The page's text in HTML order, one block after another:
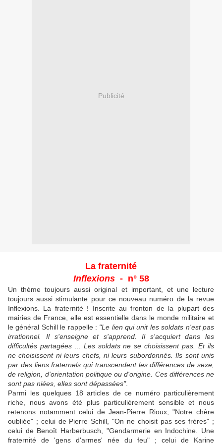
Publicité
La fraternité
Inflexions- n° 58
Un thème toujours aussi original et important, et une lecture
toujours aussi stimulante pour ce nouveau numéro de la revue
Inflexions. La fraternité ! Inscrite au fronton de la plupart des
mairies de France, elle est essentielle dans le monde militaire et
le général Schill le rappelle : "Le lien qui unit les soldats n'est pas
irrationnel. Il s'enseigne et s'apprend. Il s'acquiert dans les
difficultés partagées ... Les soldats ne se choisissent pas. Et ils
ne choisissent ni leurs chefs, ni leurs subordonnés. Ils sont unis
par des liens fraternels qui transcendent les différences de sexe,
de religion, d'orientation politique ou d'origine. Ces différences ne
sont pas niées, elles sont dépassées".
Parmi les quelques 18 articles de ce numéro particulièrement
riche, nous avons été plus particulièrement sensible et nous
retenons notamment celui de Jean-Pierre Rioux, "Notre chère
oubliée" ; celui de Pierre Schill, "On ne choisit pas ses frères" ;
celui de Benoît Harberbusch, "Gendarmerie en Indochine. Une
fraternité de 'gens d'armes' née du feu" ; celui de Karine